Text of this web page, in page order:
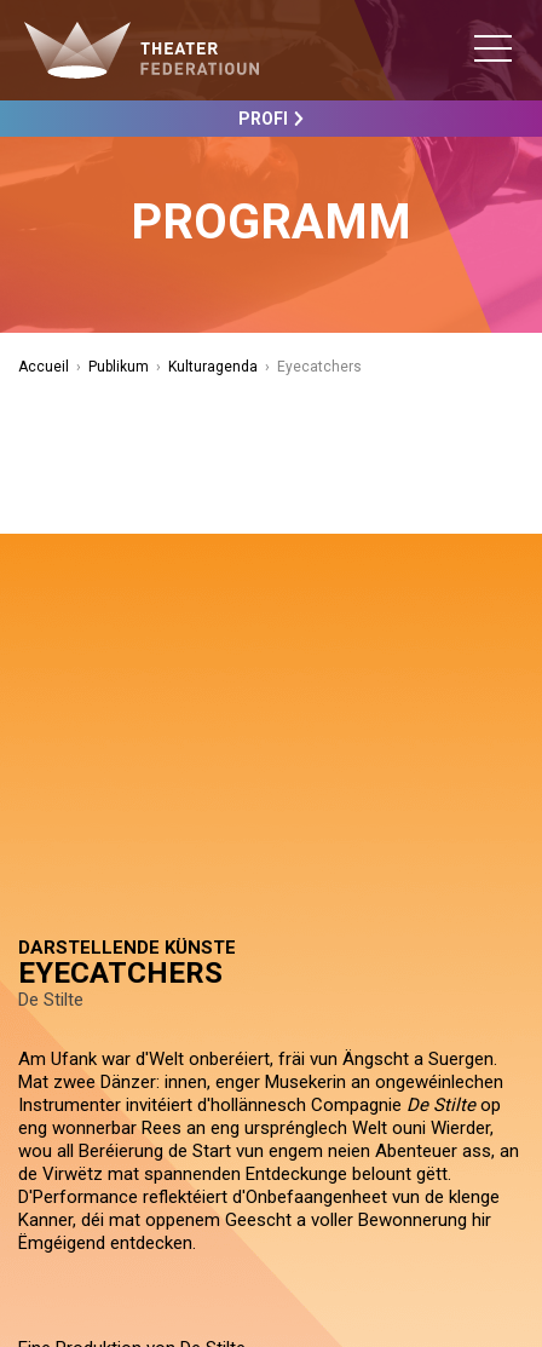
PROFI
PROGRAMM
Accueil › Publikum › Kulturagenda › Eyecatchers
DARSTELLENDE KÜNSTE
EYECATCHERS
De Stilte
Am Ufank war d'Welt onberéiert, fräi vun Ängscht a Suergen.
Mat zwee Dänzer: innen, enger Musekerin an ongewéinlechen
Instrumenter invitéiert d'hollännesch Compagnie De Stilteop
eng wonnerbar Rees an eng ursprénglech Welt ouni Wierder,
wou all Beréierung de Start vun engem neien Abenteuer ass, an
de Virwëtz mat spannenden Entdeckunge belount gëtt.
D'Performance reflektéiert d'Onbefaangenheet vun de klenge
Kanner, déi mat oppenem Geescht a voller Bewonnerung hir
Ëmgéigend entdecken.